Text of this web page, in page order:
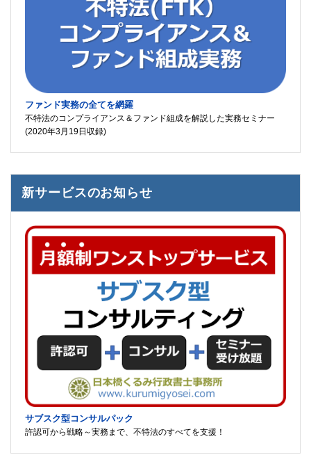
ファンド実務の全てを網羅
不特法のコンプライアンス＆ファンド組成を解説した実務セミナー
(2020年3月19日収録)
新サービスのお知らせ
サブスク型コンサルパック
許認可から戦略～実務まで、不特法のすべてを支援！